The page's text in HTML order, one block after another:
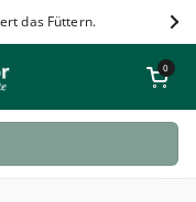
das Füttern.
Warenkorb
0